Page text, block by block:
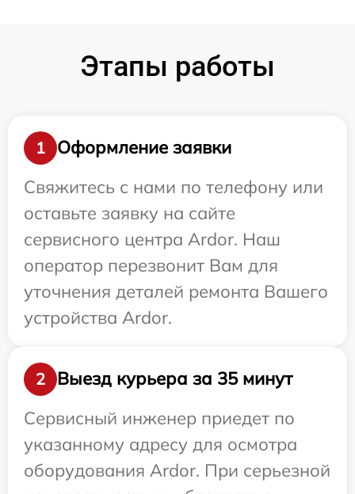
Этапы работы
1
Оформление заявки
Свяжитесь с нами по телефону или
оставьте заявку на сайте
сервисного центра Ardor. Наш
оператор перезвонит Вам для
уточнения деталей ремонта Вашего
устройства Ardor.
2
Выезд курьера за 35 минут
Сервисный инженер приедет по
указанному адресу для осмотра
оборудования Ardor. При серьезной